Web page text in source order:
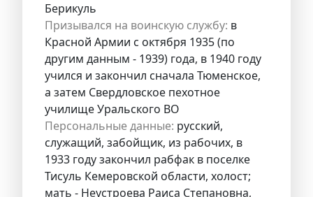
Берикуль
Призывался на воинскую службу: в
Красной Армии с октября 1935 (по
другим данным - 1939) года, в 1940 году
учился и закончил сначала Тюменское,
а затем Свердловское пехотное
училище Уральского ВО
Персональные данные: русский,
служащий, забойщик, из рабочих, в
1933 году закончил рабфак в поселке
Тисуль Кемеровской области, холост;
мать - Неустроева Раиса Степановна,